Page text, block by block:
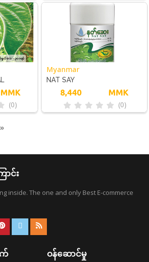
MMK
(0)
Myanmar
NAT SAY
8,440 MMK
(0)
»
င်း
inside. The one and only Best E-commerce
ဝန်ဆောင်မှု